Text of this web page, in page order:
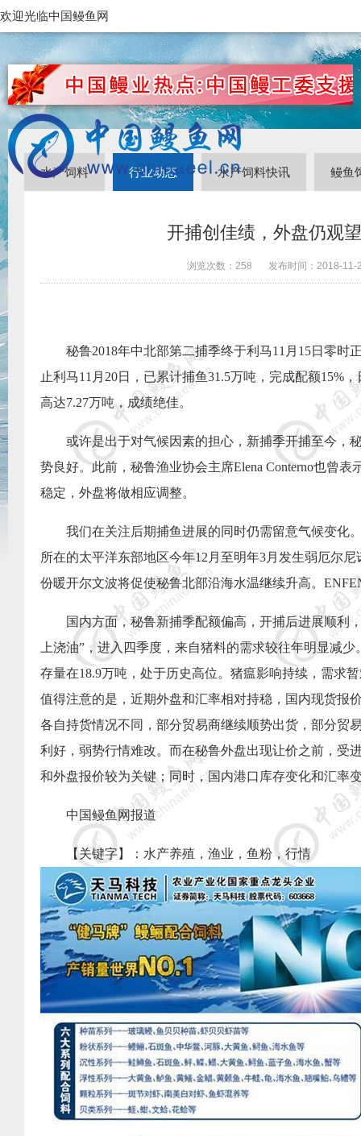
欢迎光临中国鳗鱼网
水产饲料 行业动态 水产饲料快讯 鳗鱼
开捕创佳绩，外盘仍观
浏览次数： 258 发布时间： 2018-11-
秘鲁2018年中北部第二捕季终于利马11 月 15日零时
止利马11 月 20日，已累计捕鱼31.5万吨，完成配额15%
高达7.27万吨，成绩绝佳。
或许是出于对气候因素的担心，新捕季开捕至今，
势良好。此前，秘鲁渔业协会主席Elena Conterno也曾表
稳定，外盘将做相应调整。
我们在关注后期捕鱼进展的同时仍需留意气候变化
所在的太平洋东部地区今年12 月至明年3月发生弱厄尔
份暖开尔文波将促使秘鲁北部沿海水温继续升高。
国内方面，秘鲁新捕季配额偏高，开捕后进展顺利
上浇油”，进入四季度，来自猪料的需求较往年明显减少
存量在18.9万吨，处于历史高位。猪瘟影响持续，需求
值得注意的是，近期外盘和汇率相对持稳，国内现货报
各自持货情况不同，部分贸易商继续顺势出货，部分贸
利好，弱势行情难改。而在秘鲁外盘出现让价之前，受
和外盘报价较为关键；同时，国内港口库存变化和汇率
中国鳗鱼网报道
【关键字】： 水产养殖 ， 渔业 ，鱼粉，行情